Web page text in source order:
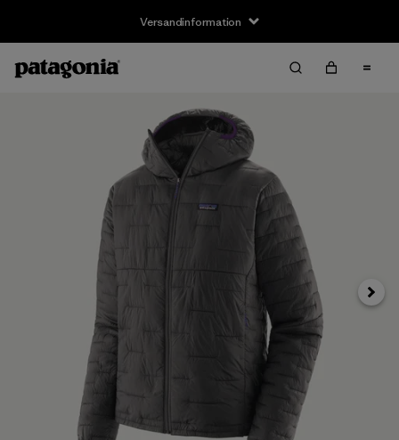
Versandinformation